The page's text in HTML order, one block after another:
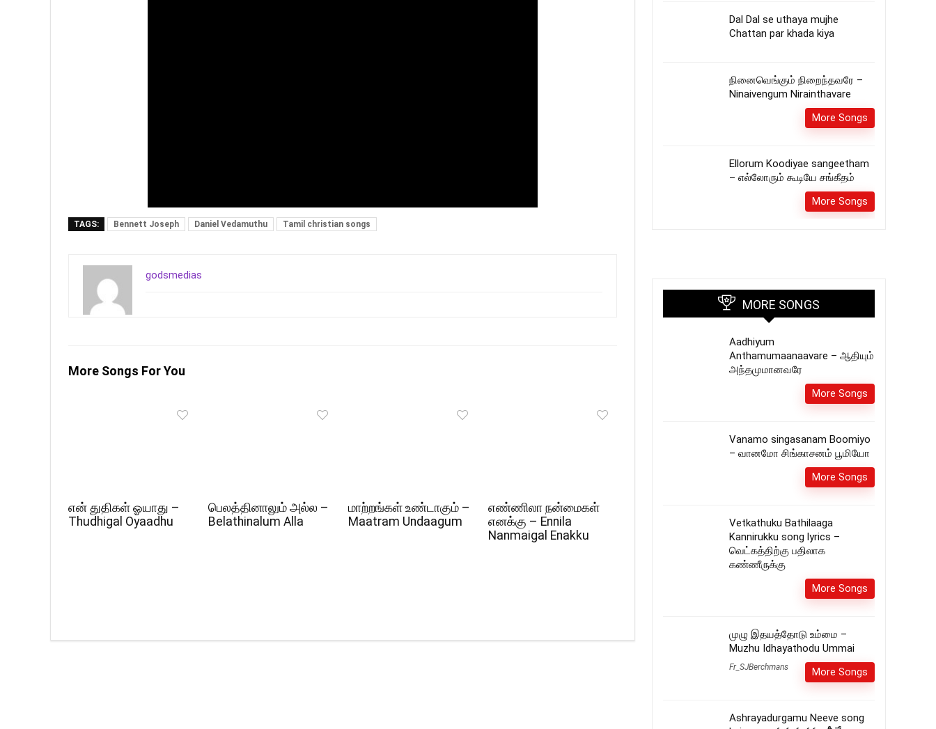
TAGS: Bennett Joseph Daniel Vedamuthu Tamil christian songs
godsmedias
More Songs For You
என் துதிகள் ஓயாது –
Thudhigal Oyaadhu
பெலத்தினாலும் அல்ல –
Belathinalum Alla
மாற்றங்கள் உண்டாகும் –
Maatram Undaagum
எண்ணிலா நன்மைகள்
எனக்கு – Ennila
Nanmaigal Enakku
Dal Dal se uthaya mujhe
Chattan par khada kiya
நினைவெங்கும் நிறைந்தவரே –
Ninaivengum Nirainthavare
More Songs
Ellorum Koodiyae sangeetham
– எல்லோரும் கூடியே சங்கீதம்
More Songs
MORE SONGS
Aadhiyum
Anthamumaanaavare – ஆதியும்
அந்தமுமானவரே
More Songs
Vanamo singasanam Boomiyo
– வானமோ சிங்காசனம் பூமியோ
More Songs
Vetkathuku Bathilaaga
Kannirukku song lyrics –
வெட்கத்திற்கு பதிலாக
கண்ணீருக்கு
More Songs
முழு இதயத்தோடு உம்மை –
Muzhu Idhayathodu Ummai
Fr_SJBerchmans More Songs
Ashrayadurgamu Neeve song